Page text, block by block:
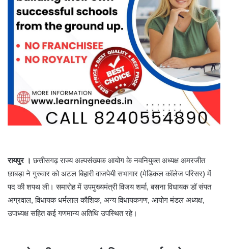
रायपुर । छत्तीसगढ़ राज्य अल्पसंख्यक आयोग के नवनियुक्त अध्यक्ष अमरजीत
छाबड़ा ने गुरुवार को अटल बिहारी वाजपेयी सभागार (मेडिकल कॉलेज परिसर) में
पद की शपथ ली। समारोह में उपमुख्यमंत्री विजय शर्मा, बसना विधायक डॉ संपत
अग्रवाल, विधायक धर्मलाल कौशिक, अन्य विधायकगण, आयोग मंडल अध्यक्ष,
उपाध्यक्ष सहित कई गणमान्य अतिथि उपस्थित रहे।